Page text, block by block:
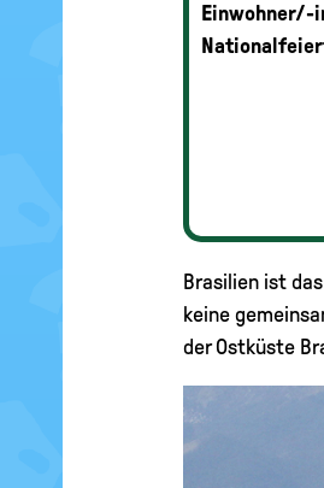
Einwohner/-
Brasilien ist
keine
der Ostküste